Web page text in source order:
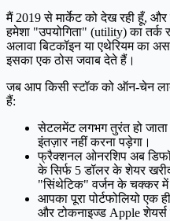
मैं 2019 से मार्केट को देख रही हूँ,
हमेशा "उपयोगिता" (utility) का
अलावा बिटकॉइन या एथेरियम का
इसका एक ठोस जवाब देते हैं।
जब आप किसी स्टॉक को ऑन-चेन
हैं:
सेटलमेंट लगभग तुरंत हो
इंतज़ार नहीं करना पड़ेगा।
फ्रैक्शनल ओनरशिप अब
के सिर्फ 5 डॉलर के शेयर
"सिंथेटिक" वर्जन के चक्कर
आपका पूरा पोर्टफोलियो
और टोकनाइज्ड Apple